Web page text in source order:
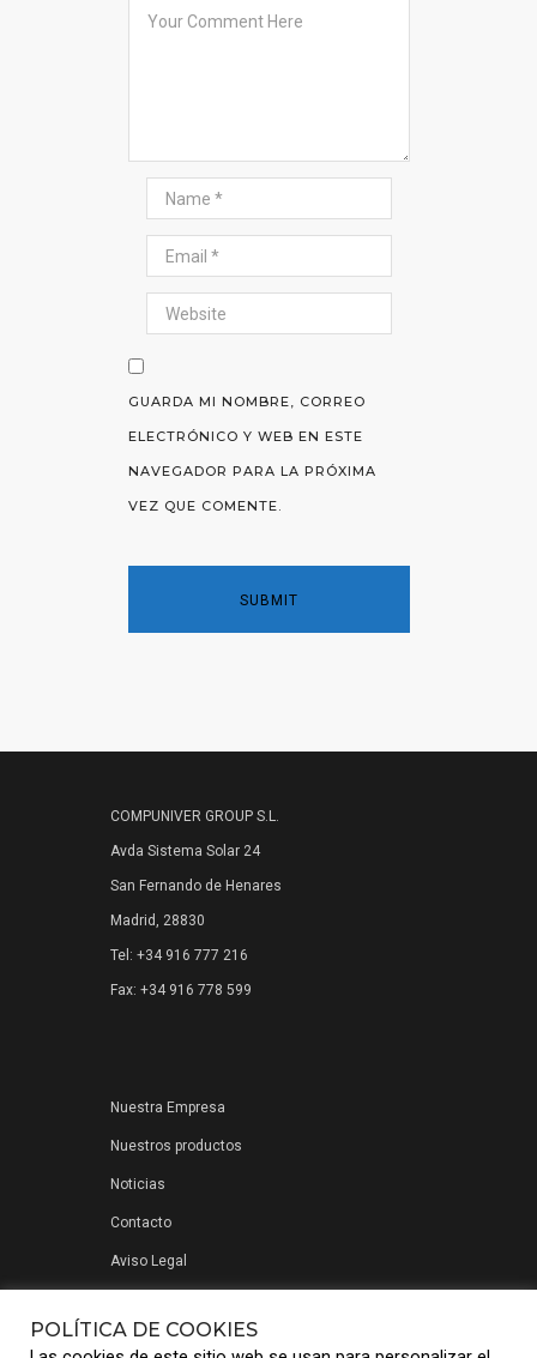
GUARDA MI NOMBRE, CORREO
ELECTRÓNICO Y WEB EN ESTE
NAVEGADOR PARA LA PRÓXIMA
VEZ QUE COMENTE.
COMPUNIVER GROUP S.L.
Avda Sistema Solar 24
San Fernando de Henares
Madrid, 28830
Tel: +34 916 777 216
Fax: +34 916 778 599
Nuestra Empresa
Nuestros productos
Noticias
Contacto
Aviso Legal
POLÍTICA DE COOKIES